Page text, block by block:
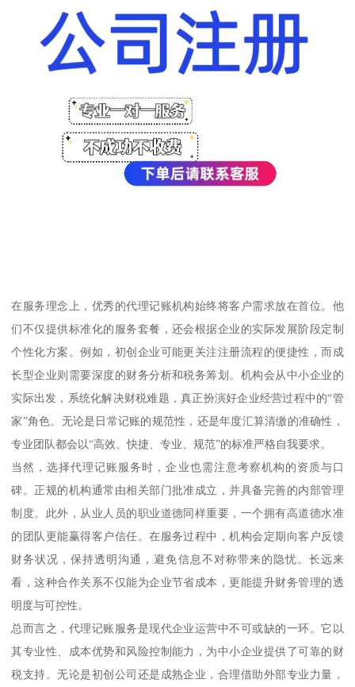
在服务理念上，优秀的代理记账机构始终将客户需求放在首位。他
们不仅提供标准化的服务套餐，还会根据企业的实际发展阶段定制
个性化方案。例如，初创企业可能更关注注册流程的便捷性，而成
长型企业则需要深度的财务分析和税务筹划。机构会从中小企业的
实际出发，系统化解决财税难题，真正扮演好企业经营过程中的“管
家”角色。无论是日常记账的规范性，还是年度汇算清缴的准确性，
专业团队都会以“高效、快捷、专业、规范”的标准严格自我要求。
当然，选择代理记账服务时，企业也需注意考察机构的资质与口
碑。正规的机构通常由相关部门批准成立，并具备完善的内部管理
制度。此外，从业人员的职业道德同样重要，一个拥有高道德水准
的团队更能赢得客户信任。在服务过程中，机构会定期向客户反馈
财务状况，保持透明沟通，避免信息不对称带来的隐忧。长远来
看，这种合作关系不仅能为企业节省成本，更能提升财务管理的透
明度与可控性。
总而言之，代理记账服务是现代企业运营中不可或缺的一环。它以
其专业性、成本优势和风险控制能力，为中小企业提供了可靠的财
税支持。无论是初创公司还是成熟企业，合理借助外部专业力量，